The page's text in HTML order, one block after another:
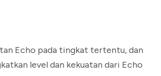
Echo pada tingkat tertentu, dan
level dan kekuatan dari Echo